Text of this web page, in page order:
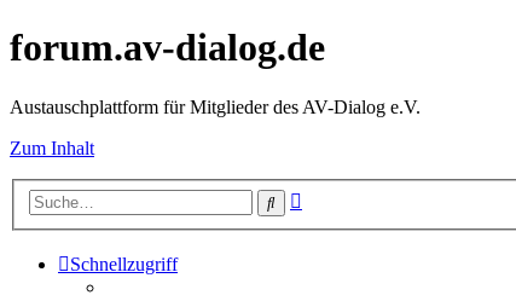
forum.av-dialog.de
Austauschplattform für Mitglieder des AV-Dialog e.V.
Zum Inhalt
Suche
Schnellzugriff